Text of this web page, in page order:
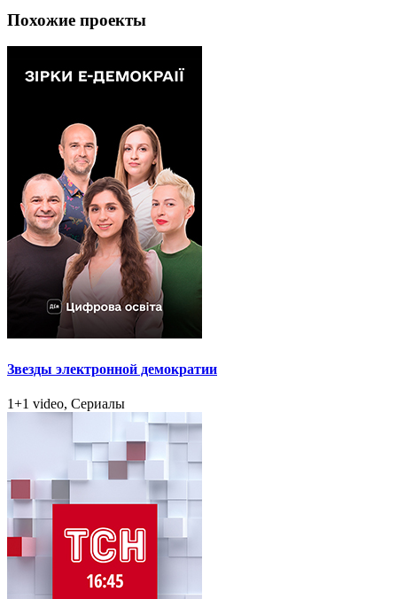
Похожие проекты
Звезды электронной демократии
1+1 video, Сериалы